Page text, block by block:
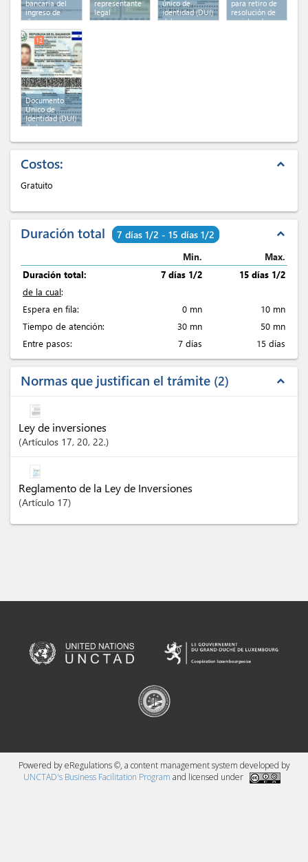
bancaria del
ingreso de
divisas
representante
legal
único de
identidad (DUI)
del
para retiro de
resolución de
registro de
Documento
Único de
Identidad (DUI)
de la persona
12
Costos: expand_less
Gratuito
Duración total 7 días 1/2 - 15 días 1/2 expand_less
Min.
Max.
Duración total:
7 días 1/2
15 días 1/2
de la cual:
Espera en fila:
0 mn
10 mn
Tiempo de atención:
30 mn
50 mn
Entre pasos:
7 días 15 días
Normas que justifican el trámite 2 expand_less
Ley de inversiones
Artículos 17, 20, 22.
Reglamento de la Ley de Inversiones
Artículo 17
Powered by eRegulations ©, a content management system developed by
UNCTAD's Business Facilitation Program and licensed under